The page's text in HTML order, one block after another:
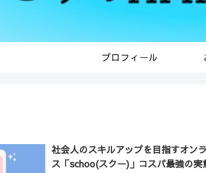
プロフィール
社会人のスキルアップを目指すオン
ス「schoo(スクー)」コスパ最強の実